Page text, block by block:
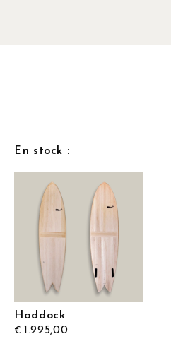
En stock :
Haddock
€ 1.995,00